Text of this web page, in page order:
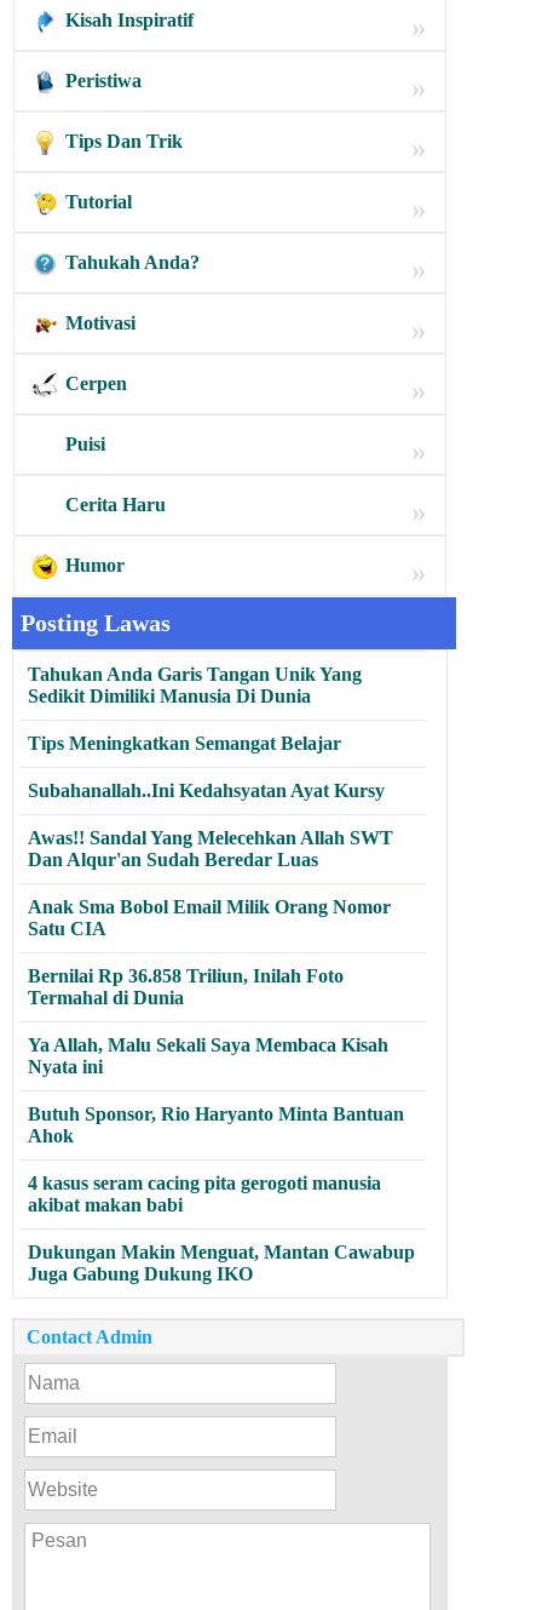
Kisah Inspiratif »
Peristiwa »
Tips Dan Trik »
Tutorial »
Tahukah Anda? »
Motivasi »
Cerpen »
Puisi »
Cerita Haru »
Humor »
Posting Lawas
Tahukan Anda Garis Tangan Unik Yang
Sedikit Dimiliki Manusia Di Dunia
Tips Meningkatkan Semangat Belajar
Subahanallah..Ini Kedahsyatan Ayat Kursy
Awas!! Sandal Yang Melecehkan Allah SWT
Dan Alqur'an Sudah Beredar Luas
Anak Sma Bobol Email Milik Orang Nomor
Satu CIA
Bernilai Rp 36.858 Triliun, Inilah Foto
Termahal di Dunia
Ya Allah, Malu Sekali Saya Membaca Kisah
Nyata ini
Butuh Sponsor, Rio Haryanto Minta Bantuan
Ahok
4 kasus seram cacing pita gerogoti manusia
akibat makan babi
Dukungan Makin Menguat, Mantan Cawabup
Juga Gabung Dukung IKO
Contact Admin